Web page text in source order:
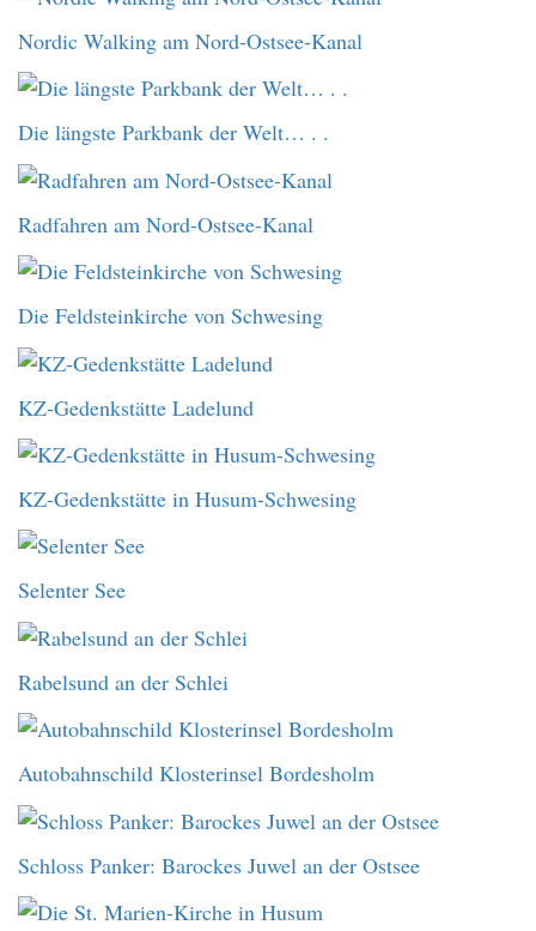
Nordic Walking am Nord-Ostsee-Kanal
Die längste Parkbank der Welt… . .
Radfahren am Nord-Ostsee-Kanal
Die Feldsteinkirche von Schwesing
KZ-Gedenkstätte Ladelund
KZ-Gedenkstätte in Husum-Schwesing
Selenter See
Rabelsund an der Schlei
Autobahnschild Klosterinsel Bordesholm
Schloss Panker: Barockes Juwel an der Ostsee